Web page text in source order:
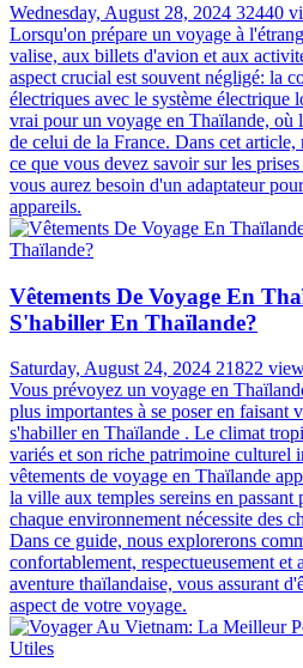
Wednesday, August 28, 2024 32440
Lorsqu'on prépare un voyage à
valise, aux billets d'avion et aux
aspect crucial est souvent négligé: la
électriques avec le système électrique
vrai pour un voyage en Thaïlande, où
de celui de la France. Dans cet
ce que vous devez savoir sur les
vous aurez besoin d'un adaptateur
appareils.
Vêtements De Voyage En
S'habiller En Thaïlande?
Saturday, August 24, 2024 21822
Vous prévoyez un voyage en
plus importantes à se poser en faisant
s'habiller en Thaïlande . Le climat
variés et son riche patrimoine culturel
vêtements de voyage en Thaïlande
la ville aux temples sereins en passant
chaque environnement nécessite des
Dans ce guide, nous explorerons
confortablement, respectueusement et
aventure thaïlandaise, vous assurant
aspect de votre voyage.